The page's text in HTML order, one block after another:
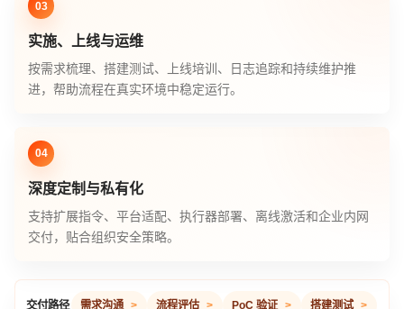
实施、上线与运维
按需求梳理、搭建测试、上线培训、日志追踪和持续维护推
进，帮助流程在真实环境中稳定运行。
深度定制与私有化
支持扩展指令、平台适配、执行器部署、离线激活和企业内网
交付，贴合组织安全策略。
交付路径 需求沟通 流程评估 PoC 验证 搭建测试